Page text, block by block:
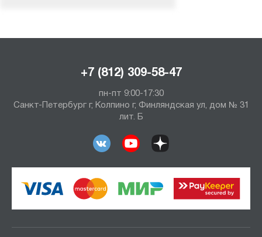
+7 (812) 309-58-47
пн-пт 9:00-17:30
Санкт-Петербург г, Колпино г, Финляндская ул, дом № 31
лит. Б